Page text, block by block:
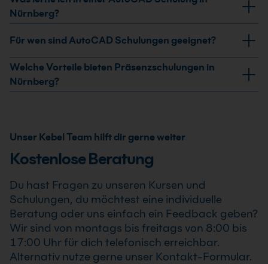
Nürnberg?
professionellen Umgang mit der CAD-Software für
technische Zeichnungen.
Typische Inhalte sind:
Erstellung von 2D-Zeichnungen
Bemaßung und Layouts
Arbeiten mit Layern
Plotten und Exportieren von Plänen
In weiterführenden Kursen werden zusätzlich 3D-
Konstruktionen und komplexe Projektebehandelt.
Für wen sind AutoCAD Schulungen geeignet?
AutoCAD Trainings in Nürnberg richten sich an:
Architekten
Technische Zeichner
Maschinenbauer
Innenarchitekten
Einsteiger im CAD-Bereich
Auch Unternehmen, die ihre Mitarbeitenden
weiterbilden möchten, profitieren von gezielten
Welche Vorteile bieten Präsenzschulungen in
Nürnberg?
individuelle Unterstützung
Networking mit anderen Teilnehmern
Gerade bei komplexen CAD-Themen ist der
persönliche Kontakt ein großer Vorteil.
Unser Kebel Team hilft dir gerne weiter
Kostenlose Beratung
Du hast Fragen zu unseren Kursen und
Schulungen, du möchtest eine individuelle
Beratung oder uns einfach ein Feedback geben?
Wir sind von montags bis freitags von 8:00 bis
17:00 Uhr für dich telefonisch erreichbar.
Alternativ nutze gerne unser Kontakt-Formular.